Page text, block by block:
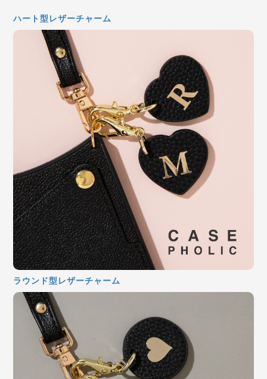
ハート型レザーチャーム
ラウンド型レザーチャーム